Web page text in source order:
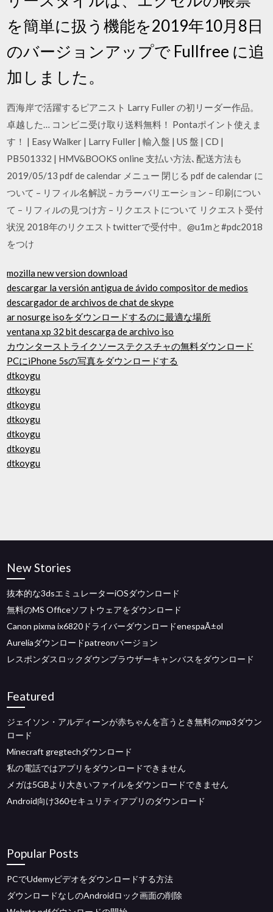
を簡単に扱う機能を2019年10月8日
のバージョンアップで Fullfree に追
加しました。
西海岸で活躍するピアニスト Larry Fuller の初リーダー作品。
卓越した… コンビニ受け取り送料無料！ Pontaポイント使えま
す！ | Easy Walker | Larry Fuller | 輸入盤 | US 盤 | CD |
PB501332 | HMV&BOOKS online 支払い方法､配送方法も
2019/05/13 pdf de calendar メニュー 閉じる pdf de calendar に
ついて – リフィル名解説 – カラーバリエーション – 印刷につい
て – リフィルの見つけ方 – リクエストについて リクエスト受付
状況 2018年のリクエストtwitterで受付中。@u1mと#pdc2018
をつけ
mozilla new version download
descargar la versión antigua de ávido compositor de medios
descargador de archivos de chat de skype
ar nosurge isoをダウンロードするのに最適な場所
ventana xp 32 bit descarga de archivo iso
カウンターストライクソーステクスチャの無料ダウンロード
PCにiPhone 5sの写真をダウンロードする
dtkoygu
dtkoygu
dtkoygu
dtkoygu
dtkoygu
dtkoygu
dtkoygu
New Stories
抜本的な3dsエミュレーターiOSダウンロード
無料のMS Officeソフトウェアをダウンロード
Canon pixma ix6820ドライバーダウンロードenespaÃ±ol
Aureliaダウンロードpatreonバージョン
レスポンダスロックダウンブラウザーキャンバスをダウンロード
Featured
ジェイソン・アルディーンが赤ちゃんを言うとき無料のmp3ダウン
ロード
Minecraft gregtechダウンロード
私の電話ではアプリをダウンロードできません
メガは5GBより大きいファイルをダウンロードできません
Android向け360セキュリティアプリのダウンロード
Popular Posts
PCでUdemyビデオをダウンロードする方法
ダウンロードなしのAndroidロック画面の削除